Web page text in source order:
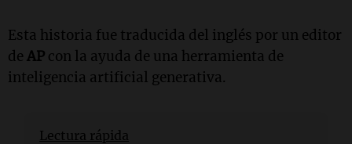
Esta historia fue traducida del inglés por un editor
de AP con la ayuda de una herramienta de
inteligencia artificial generativa.
Lectura rápida